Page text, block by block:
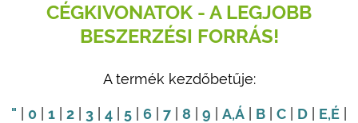
CÉGKIVONATOK - A LEGJOBB
BESZERZÉSI FORRÁS!
A termék kezdőbetűje:
" 0 1 2 3 4 5 6 7 8 9 A,Á B C D E,É